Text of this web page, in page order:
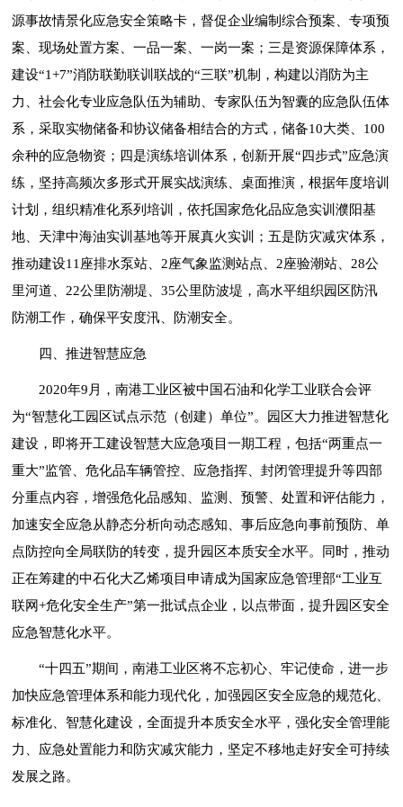
源事故情景化应急安全策略卡，督促企业编制综合预案、专项预
案、现场处置方案、一品一案、一岗一案；三是资源保障体系，
建设“1+7”消防联勤联训联战的“三联”机制，构建以消防为主
力、社会化专业应急队伍为辅助、专家队伍为智囊的应急队伍体
系，采取实物储备和协议储备相结合的方式，储备10大类、100
余种的应急物资；四是演练培训体系，创新开展“四步式”应急演
练，坚持高频次多形式开展实战演练、桌面推演，根据年度培训
计划，组织精准化系列培训，依托国家危化品应急实训濮阳基
地、天津中海油实训基地等开展真火实训；五是防灾减灾体系，
推动建设11座排水泵站、2座气象监测站点、2座验潮站、28公
里河道、22公里防潮堤、35公里防波堤，高水平组织园区防汛
防潮工作，确保平安度汛、防潮安全。
四、推进智慧应急
2020年9月，南港工业区被中国石油和化学工业联合会评
为“智慧化工园区试点示范（创建）单位”。园区大力推进智慧化
建设，即将开工建设智慧大应急项目一期工程，包括“两重点一
重大”监管、危化品车辆管控、应急指挥、封闭管理提升等四部
分重点内容，增强危化品感知、监测、预警、处置和评估能力，
加速安全应急从静态分析向动态感知、事后应急向事前预防、单
点防控向全局联防的转变，提升园区本质安全水平。同时，推动
正在筹建的中石化大乙烯项目申请成为国家应急管理部“工业互
联网+危化安全生产”第一批试点企业，以点带面，提升园区安全
应急智慧化水平。
“十四五”期间，南港工业区将不忘初心、牢记使命，进一步
加快应急管理体系和能力现代化，加强园区安全应急的规范化、
标准化、智慧化建设，全面提升本质安全水平，强化安全管理能
力、应急处置能力和防灾减灾能力，坚定不移地走好安全可持续
发展之路。